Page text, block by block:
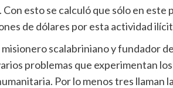
Con esto se calculó que sólo en
de dólares por esta actividad
scalabriniano y fundador
problemas que experimentan
Por lo menos tres llaman